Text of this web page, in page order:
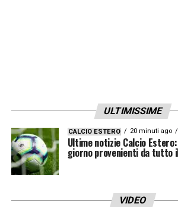
ULTIMISSIME
CALCIO ESTERO 20 minuti ago
Ultime notizie Calcio
giorno provenienti da tutto
VIDEO